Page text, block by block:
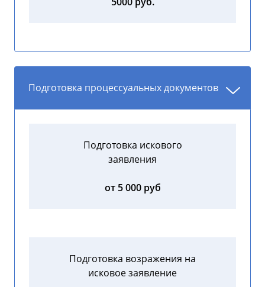
Подготовка процессуальных документов
Подготовка искового
заявления
от 5 000 руб
Подготовка возражения на
исковое заявление